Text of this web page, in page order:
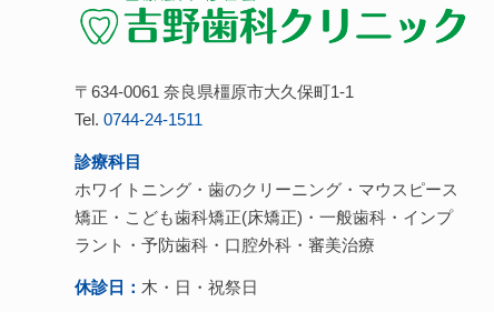
〒634-0061 奈良県橿原市大久保町1-1
Tel. 0744-24-1511
診療科目
ホワイトニング・歯のクリーニング・マウスピース
矯正・こども歯科矯正(床矯正)・一般歯科・インプ
ラント・予防歯科・口腔外科・審美治療
休診日： 木・日・祝祭日